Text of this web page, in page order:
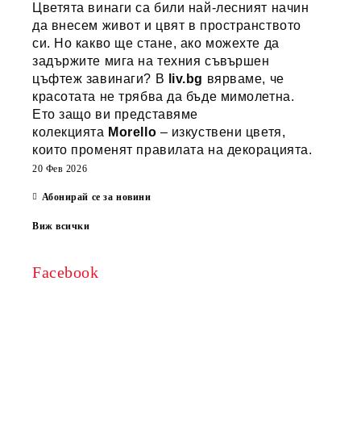
Цветята винаги са били най-лесният начин
да внесем живот и цвят в пространството
си. Но какво ще стане, ако можехте да
задържите мига на техния съвършен
цъфтеж завинаги? В
liv.bg вярваме, че
красотата не трябва да бъде мимолетна.
Ето защо ви представяме
колекцията Morello – изкуствени цветя,
които променят правилата на декорацията.
20 Фев 2026
Абонирай се за новини
Виж всички
Facebook